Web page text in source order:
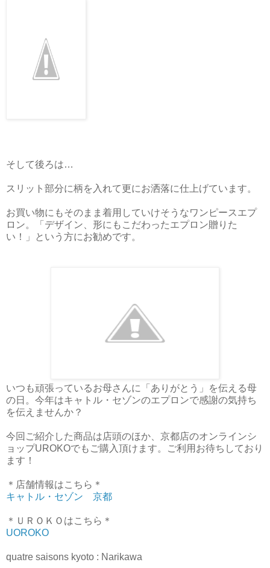
そして後ろは…
スリット部分に柄を入れて更にお洒落に仕上げています。
お買い物にもそのまま着用していけそうなワンピースエプ
ロン。「デザイン、形にもこだわったエプロン贈りた
い！」という方にお勧めです。
いつも頑張っているお母さんに「ありがとう」を伝える母
の日。今年はキャトル・セゾンのエプロンで感謝の気持ち
を伝えませんか？
今回ご紹介した商品は店頭のほか、京都店のオンラインシ
ョップUROKOでもご購入頂けます。ご利用お待ちしており
ます！
＊店舗情報はこちら＊
キャトル・セゾン 京都
＊ＵＲＯＫＯはこちら＊
UOROKO
quatre saisons kyoto : Narikawa